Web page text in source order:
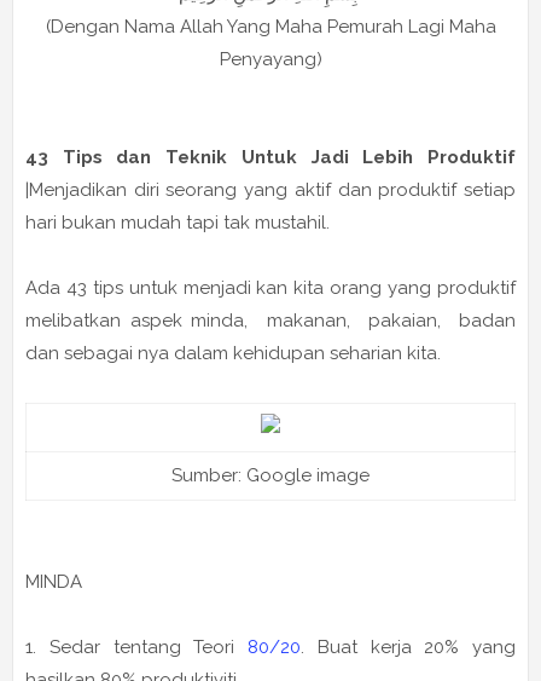
(Dengan Nama Allah Yang Maha Pemurah Lagi Maha
Penyayang)
43 Tips dan Teknik Untuk Jadi Lebih Produktif
|Menjadikan diri seorang yang aktif dan produktif setiap
hari bukan mudah tapi tak mustahil.
Ada 43 tips untuk menjadi kan kita orang yang produktif
melibatkan aspek minda, makanan, pakaian, badan
dan sebagai nya dalam kehidupan seharian kita.
Sumber: Google image
MINDA
1. Sedar tentang Teori 80/20. Buat kerja 20% yang